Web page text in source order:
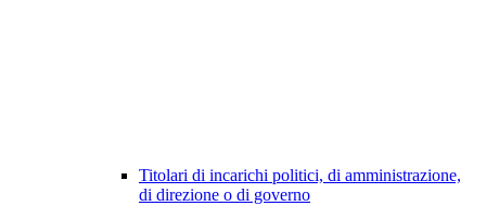
Titolari di incarichi politici, di amministrazione,
di direzione o di governo